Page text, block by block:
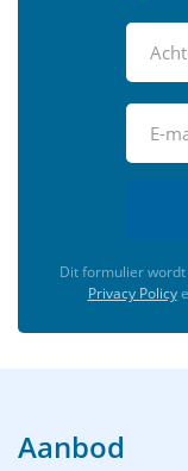
Dit formulier wordt
Privacy Policy
Aanbod